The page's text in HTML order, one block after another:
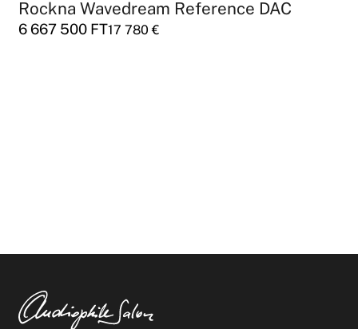
Rockna Wavedream Reference DAC
6 667 500 FT17 780€